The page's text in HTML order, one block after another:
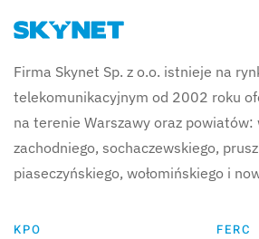
Firma Skynet Sp. z o.o. istnieje na
telekomunikacyjnym od 2002 roku
na terenie Warszawy oraz powiatów:
zachodniego, sochaczewskiego,
piaseczyńskiego, wołomińskiego i
KPO FERC